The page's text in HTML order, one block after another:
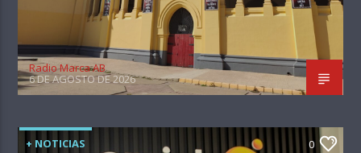
Radio Marca AB
6 DE AGOSTO DE 2026
+ NOTICIAS 0